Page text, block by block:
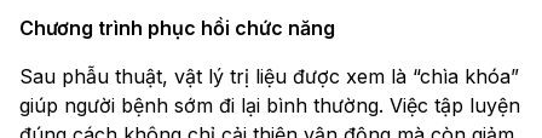
Chương trình phục hồi chức năng
Sau phẫu thuật, vật lý trị liệu được xem là “chìa khóa”
giúp người bệnh sớm đi lại bình thường. Việc tập luyện